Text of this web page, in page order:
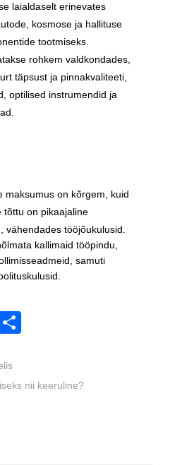
laialdaselt erinevates
kosmose ja hallituse
tootmiseks.
rohkem valdkondades,
täpsust ja pinnakvaliteeti,
optilised instrumendid ja
maksumus on kõrgem, kuid
tõttu on pikaajaline
vähendades tööjõukulusid.
kallimaid tööpindu,
samuti
nii keeruline?